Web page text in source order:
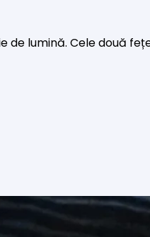
de lumină. Cele două